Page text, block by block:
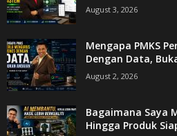
August 3, 2026
Mengapa PMKS
Dengan Data,
August 2, 2026
Bagaimana Saya
Hingga Produk